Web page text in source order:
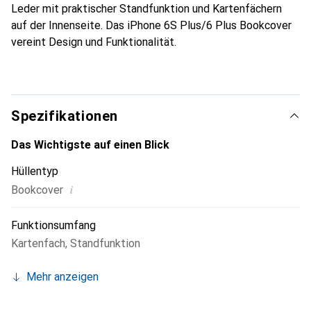
Leder mit praktischer Standfunktion und Kartenfächern
auf der Innenseite. Das iPhone 6S Plus/6 Plus Bookcover
vereint Design und Funktionalität.
Spezifikationen
Das Wichtigste auf einen Blick
Hüllentyp
Bookcover i
Funktionsumfang
Kartenfach, Standfunktion
Mehr anzeigen